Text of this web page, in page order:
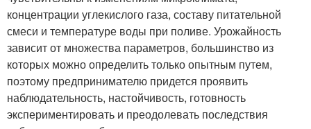
концентрации углекислого газа, составу питательной
смеси и температуре воды при поливе. Урожайность
зависит от множества параметров, большинство из
которых можно определить только опытным путем,
поэтому предпринимателю придется проявить
наблюдательность, настойчивость, готовность
экспериментировать и преодолевать последствия